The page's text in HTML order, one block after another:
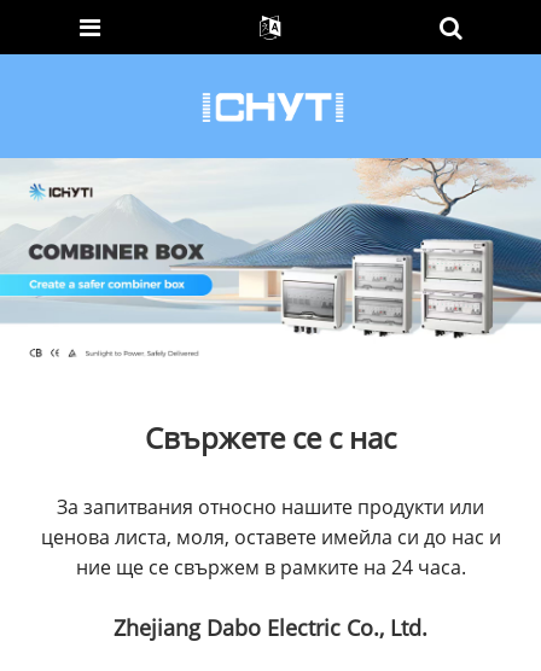
Свържете се с нас
За запитвания относно нашите продукти или
ценова листа, моля, оставете имейла си до нас и
ние ще се свържем в рамките на 24 часа.
Zhejiang Dabo Electric Co., Ltd.